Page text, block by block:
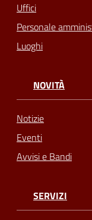
Uffici
Personale
Luoghi
NOVITÀ
Notizie
Eventi
Avvisi e Bandi
SERVIZI